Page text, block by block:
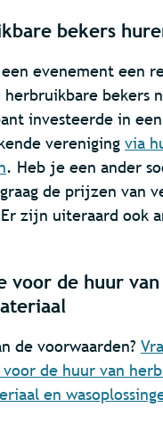
bekers
evenement een
bekers
investeerde in
vereniging via
. Heb je een ander
de prijzen van
zijn uiteraard ook
voor de huur
de voorwaarden?
voor de huur van
en